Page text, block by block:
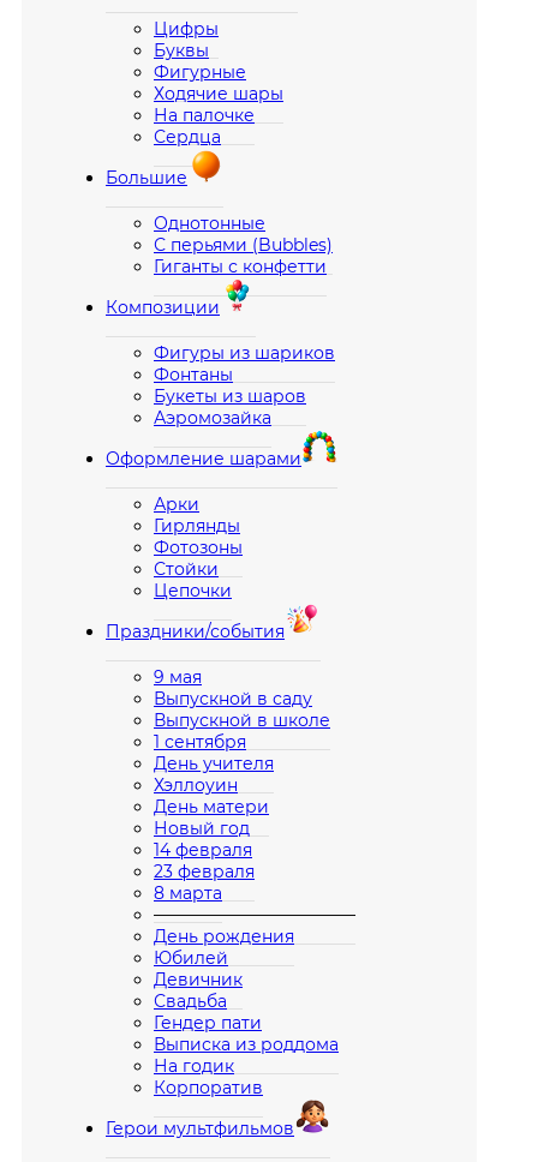
Цифры
Буквы
Фигурные
Ходячие шары
На палочке
Сердца
Большие
Однотонные
С перьями (Bubbles)
Гиганты с конфетти
Композиции
Фигуры из шариков
Фонтаны
Букеты из шаров
Аэромозайка
Оформление шарами
Арки
Гирлянды
Фотозоны
Стойки
Цепочки
Праздники/события
9 мая
Выпускной в саду
Выпускной в школе
1 сентября
День учителя
Хэллоуин
День матери
Новый год
14 февраля
23 февраля
8 марта
————————————
День рождения
Юбилей
Девичник
Свадьба
Гендер пати
Выписка из роддома
На годик
Корпоратив
Герои мультфильмов